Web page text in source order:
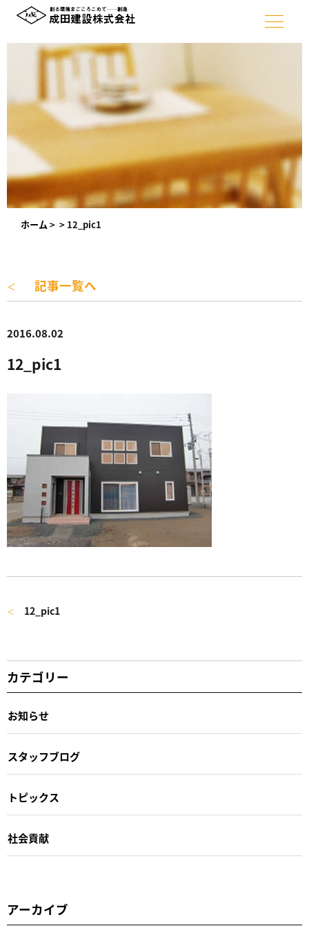
ホーム > > 12_pic1
＜ 記事一覧へ
2016.08.02
12_pic1
＜ 12_pic1
カテゴリー
お知らせ
スタッフブログ
トピックス
社会貢献
アーカイブ